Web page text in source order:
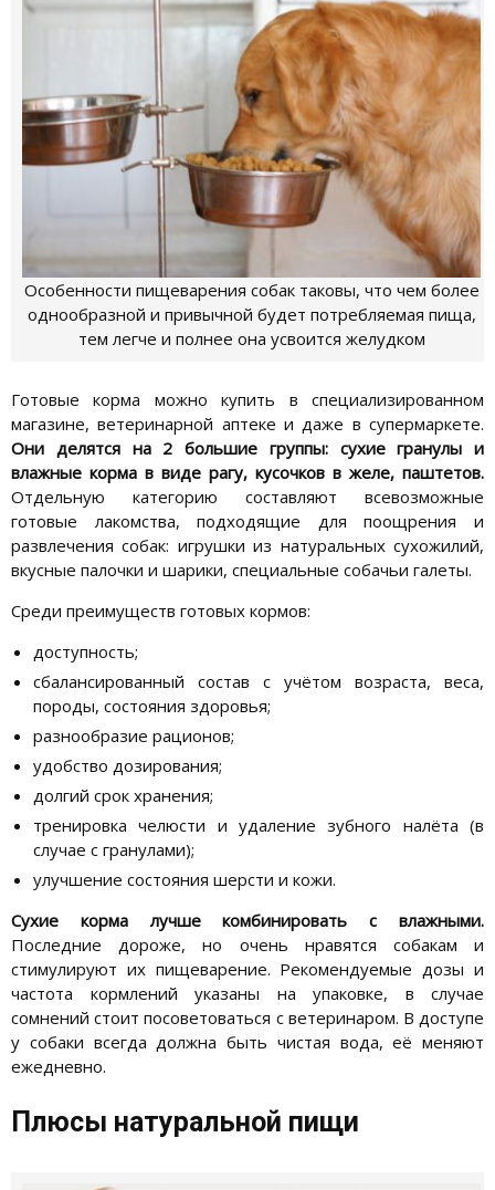
Особенности пищеварения собак таковы, что чем более
однообразной и привычной будет потребляемая пища,
тем легче и полнее она усвоится желудком
Готовые корма можно купить в специализированном
магазине, ветеринарной аптеке и даже в супермаркете.
Они делятся на 2 большие группы: сухие гранулы и
влажные корма в виде рагу, кусочков в желе, паштетов.
Отдельную категорию составляют всевозможные
готовые лакомства, подходящие для поощрения и
развлечения собак: игрушки из натуральных сухожилий,
вкусные палочки и шарики, специальные собачьи галеты.
Среди преимуществ готовых кормов:
доступность;
сбалансированный состав с учётом возраста, веса,
породы, состояния здоровья;
разнообразие рационов;
удобство дозирования;
долгий срок хранения;
тренировка челюсти и удаление зубного налёта (в
случае с гранулами);
улучшение состояния шерсти и кожи.
Сухие корма лучше комбинировать с влажными.
Последние дороже, но очень нравятся собакам и
стимулируют их пищеварение. Рекомендуемые дозы и
частота кормлений указаны на упаковке, в случае
сомнений стоит посоветоваться с ветеринаром. В доступе
у собаки всегда должна быть чистая вода, её меняют
ежедневно.
Плюсы натуральной пищи